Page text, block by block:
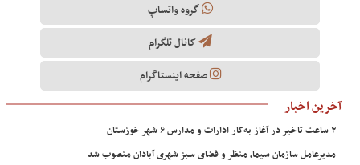
گروه واتساپ
کانال تلگرام
صفحه اینستاگرام
آخرین اخبار
۲ ساعت تاخیر در آغاز به‌کار ادارات و مدارس ۶ شهر خوزستان
مدیرعامل سازمان سیما، منظر و فضای سبز شهری آبادان منصوب شد